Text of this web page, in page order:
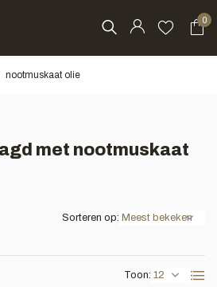
0
nootmuskaat olie
met nootmuskaat
Toon:
Sorteren op: